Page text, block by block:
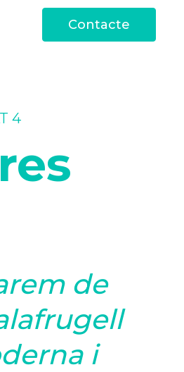
Contacte
4
de
i